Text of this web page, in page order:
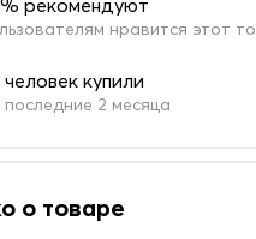
рекомендуют
нравится этот
человек купили
2 месяца
о товаре